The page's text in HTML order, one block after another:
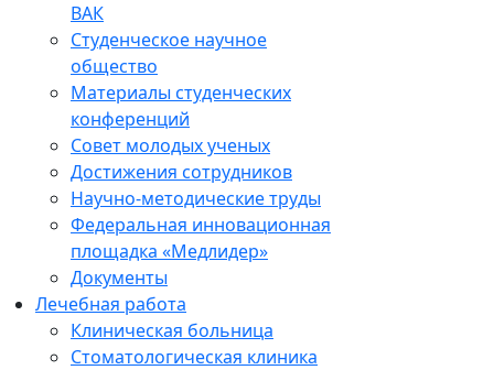
ВАК
Студенческое научное
общество
Материалы студенческих
конференций
Совет молодых ученых
Достижения сотрудников
Научно-методические труды
Федеральная инновационная
площадка «Медлидер»
Документы
Лечебная работа
Клиническая больница
Стоматологическая клиника